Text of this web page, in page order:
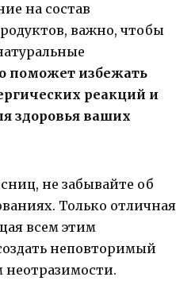
на состав
важно, чтобы
поможет избежать
реакций и
здоровья ваших
не забывайте об
Только отличная
всем этим
неповторимый
неотразимости.